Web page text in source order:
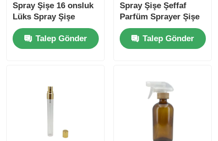
Spray Şişe 16 onsluk
Lüks Spray Şişe
Talep Gönder
Spray Şişe Şeffaf
Parfüm Sprayer Şişe
100ml Plastik Ve
Bambu Kapaklı
Talep Gönder